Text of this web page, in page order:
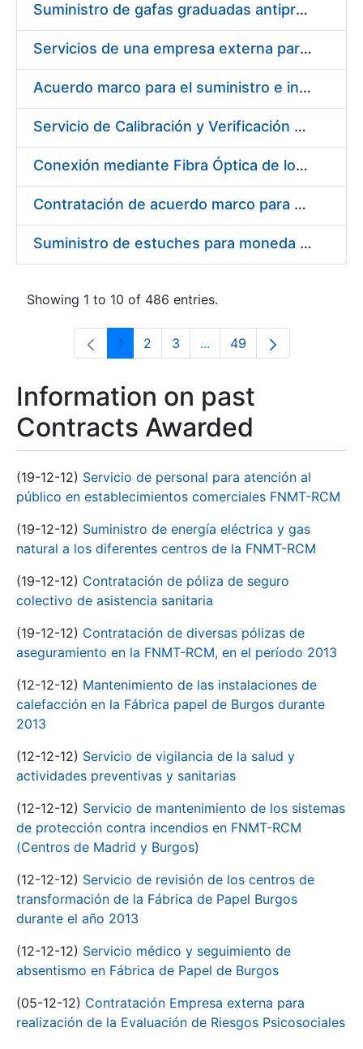
Suministro de gafas graduadas antiproyecciones para los trabajadores de la FNMT-RCM en los centros de trabajo de Madrid y Burgos
Servicios de una empresa externa para el asesoramiento y resolución de los recursos de alzada que se presentan relacionados con procesos de selección para la FNMT-RCM
Acuerdo marco para el suministro e instalación de persianas, estores y otros complementos
Servicio de Calibración y Verificación Externa de los Equipos de Medición del Servicio de Prevención de la FNMT-RCM
Conexión mediante Fibra Óptica de los Centros de Proceso de Datos (CPDs) de las sedes de la FNMT-RCM de Burgos y Madrid
Contratación de acuerdo marco para el Suministro de Material de Electricidad para la Fábrica Nacional de Moneda y Timbre-Real Casa de la Moneda en su centro de trabajo de Burgos
Suministro de estuches para moneda de 30 €
Showing 1 to 10 of 486 entries.
Page
1 Page
2 Page
3 ...Intermediate Pages Use
Page
49
Information on past
Contracts Awarded
(19-12-12) Servicio de personal para atención al
público en establecimientos comerciales FNMT-RCM
(19-12-12) Suministro de energía eléctrica y gas
natural a los diferentes centros de la FNMT-RCM
(19-12-12) Contratación de póliza de seguro
colectivo de asistencia sanitaria
(19-12-12) Contratación de diversas pólizas de
aseguramiento en la FNMT-RCM, en el período 2013
(12-12-12) Mantenimiento de las instalaciones de
calefacción en la Fábrica papel de Burgos durante
2013
(12-12-12) Servicio de vigilancia de la salud y
actividades preventivas y sanitarias
(12-12-12) Servicio de mantenimiento de los sistemas
de protección contra incendios en FNMT-RCM
(Centros de Madrid y Burgos)
(12-12-12) Servicio de revisión de los centros de
transformación de la Fábrica de Papel Burgos
durante el año 2013
(12-12-12) Servicio médico y seguimiento de
absentismo en Fábrica de Papel de Burgos
(05-12-12) Contratación Empresa externa para
realización de la Evaluación de Riesgos Psicosociales